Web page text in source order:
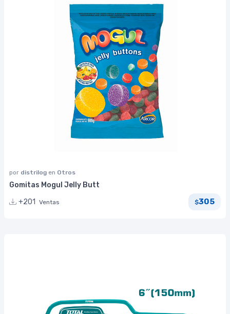
por distrilog en Otros
Gomitas Mogul Jelly Butt
+201
Ventas $305